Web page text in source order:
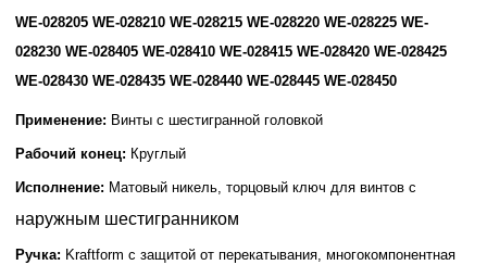
WE-028205 WE-028210 WE-028215 WE-028220 WE-028225 WE-
028230 WE-028405 WE-028410 WE-028415 WE-028420 WE-028425
WE-028430 WE-028435 WE-028440 WE-028445 WE-028450
Применение: Винты с шестигранной головкой
Рабочий конец: Круглый
Исполнение: Матовый никель, торцовый ключ для винтов с
наружным шестигранником
Ручка: Kraftform с защитой от перекатывания, многокомпонентная